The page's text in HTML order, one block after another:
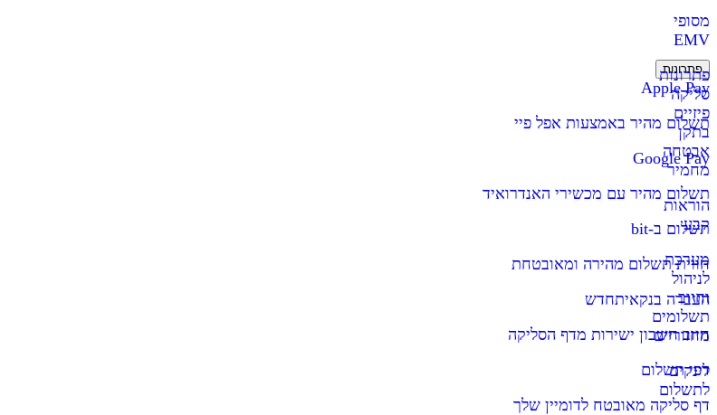
מסופי
EMV
פתרונות
סליקה
פיזיים
בתקן
אבטחה
מחמיר
הוראות
קבע
מערכת
לניהול
וחיוב
תשלומים
מחזוריים
לינקים
לתשלום
פתרונות
Apple Pay
תשלום מהיר באמצעות אפל פיי
Google Pay
תשלום מהיר עם מכשירי האנדרואיד
תשלום ב-bit
חווית תשלום מהירה ומאובטחת
העברה בנקאיתחדש
חיוב חשבון ישירות מדף הסליקה
דפי תשלום
דף סליקה מאובטח לדומיין שלך